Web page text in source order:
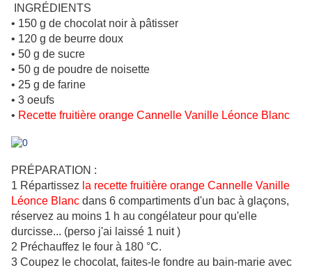
INGRÉDIENTS
• 150 g de chocolat noir à pâtisser
• 120 g de beurre doux
• 50 g de sucre
• 50 g de poudre de noisette
• 25 g de farine
• 3 oeufs
• Recette fruitière orange Cannelle Vanille Léonce Blanc
PRÉPARATION :
1 Répartissez la recette fruitière orange Cannelle Vanille
Léonce Blanc dans 6 compartiments d'un bac à glaçons,
réservez au moins 1 h au congélateur pour qu'elle
durcisse... (perso j'ai laissé 1 nuit )
2 Préchauffez le four à 180 °C.
3 Coupez le chocolat, faites-le fondre au bain-marie avec